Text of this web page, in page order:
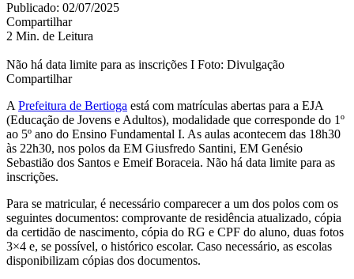
Publicado: 02/07/2025
Compartilhar
2 Min. de Leitura
Não há data limite para as inscrições I Foto: Divulgação
Compartilhar
A Prefeitura de Bertioga está com matrículas abertas para a EJA
(Educação de Jovens e Adultos), modalidade que corresponde do 1º
ao 5º ano do Ensino Fundamental I. As aulas acontecem das 18h30
às 22h30, nos polos da EM Giusfredo Santini, EM Genésio
Sebastião dos Santos e Emeif Boraceia. Não há data limite para as
inscrições.
Para se matricular, é necessário comparecer a um dos polos com os
seguintes documentos: comprovante de residência atualizado, cópia
da certidão de nascimento, cópia do RG e CPF do aluno, duas fotos
3×4 e, se possível, o histórico escolar. Caso necessário, as escolas
disponibilizam cópias dos documentos.